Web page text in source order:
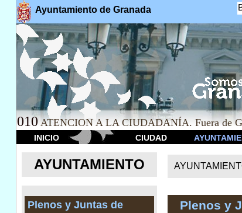
Ayuntamiento de Granada
010 ATENCION A LA CIUDADANÍA. Fuera de
INICIO CIUDAD
AYUNTAMIENTO
Plenos y Juntas de
Plenos y